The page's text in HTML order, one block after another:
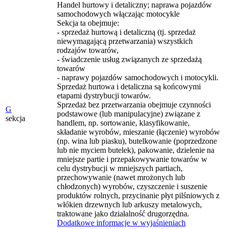
G
sekcja
Handel hurtowy i detaliczny; naprawa pojazdów
samochodowych włączając motocykle
Sekcja ta obejmuje:
- sprzedaż hurtową i detaliczną (tj. sprzedaż
niewymagającą przetwarzania) wszystkich
rodzajów towarów,
- świadczenie usług związanych ze sprzedażą
towarów
- naprawy pojazdów samochodowych i motocykli.
Sprzedaż hurtowa i detaliczna są końcowymi
etapami dystrybucji towarów.
Sprzedaż bez przetwarzania obejmuje czynności
podstawowe (lub manipulacyjne) związane z
handlem, np. sortowanie, klasyfikowanie,
składanie wyrobów, mieszanie (łączenie) wyrobów
(np. wina lub piasku), butelkowanie (poprzedzone
lub nie myciem butelek), pakowanie, dzielenie na
mniejsze partie i przepakowywanie towarów w
celu dystrybucji w mniejszych partiach,
przechowywanie (nawet mrożonych lub
chłodzonych) wyrobów, czyszczenie i suszenie
produktów rolnych, przycinanie płyt pilśniowych z
włókien drzewnych lub arkuszy metalowych,
traktowane jako działalność drugorzędna.
Dodatkowe informacje w wyjaśnieniach